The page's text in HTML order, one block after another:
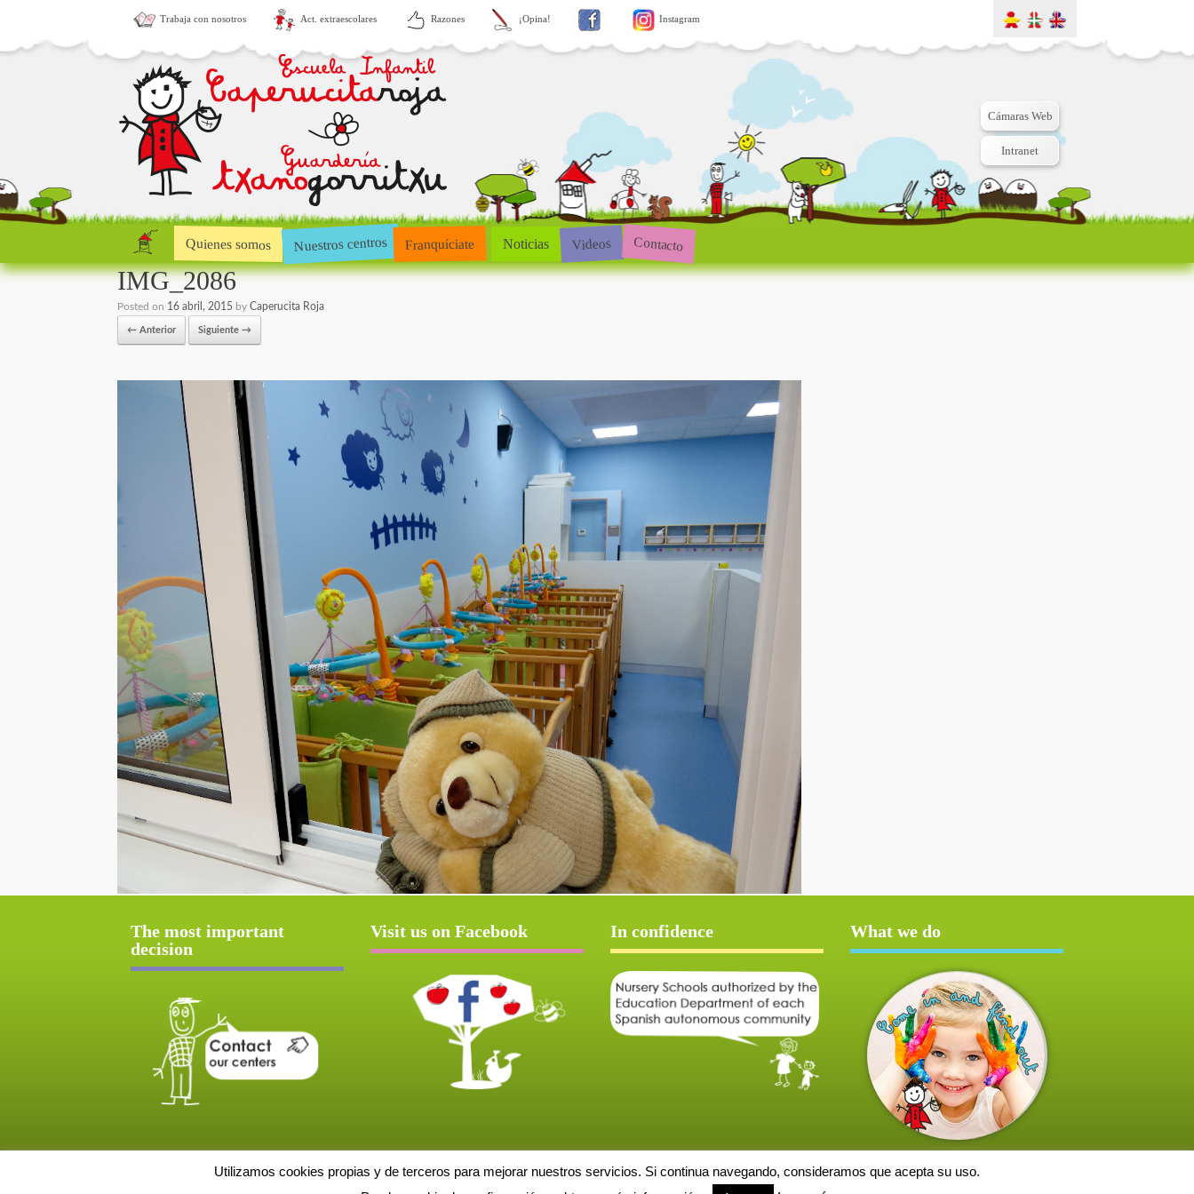
Trabaja con nosotros Act. extraescolares Razones ¡Opina! Instagram
Cámaras Web
Intranet
Quienes somos Nuestros centros Franquíciate Noticias Videos Contacto
IMG_2086
Posted on 16 abril, 2015 by Caperucita Roja
← Anterior Siguiente →
The most important
decision
Visit us on Facebook In confidence What we do
Utilizamos cookies propias y de terceros para mejorar nuestros servicios. Si continua navegando, consideramos que acepta su uso.
Aviso Legal Política de cookies Protección de datos Solicitud de baja